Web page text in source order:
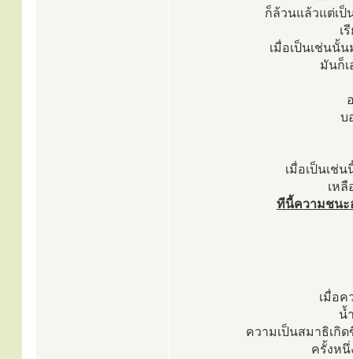
ก็ล้วนแล้วแต่เป็
เ
เมื่อเป็นเช่นนั้
มันก็
บ
เมื่อเป็นเช่
เหลื
ทีนี้ความชนะ
เมื่อค
น้
ความเป็นสมาธิเกิ
ครั้งหนึ่